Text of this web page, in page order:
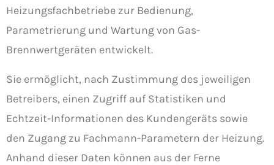
Heizungsfachbetriebe zur Bedienung,
Parametrierung und Wartung von Gas-
Brennwertgeräten entwickelt.
Sie ermöglicht, nach Zustimmung des jeweiligen
Betreibers, einen Zugriff auf Statistiken und
Echtzeit-Informationen des Kundengeräts sowie
den Zugang zu Fachmann-Parametern der Heizung.
Anhand dieser Daten können aus der Ferne